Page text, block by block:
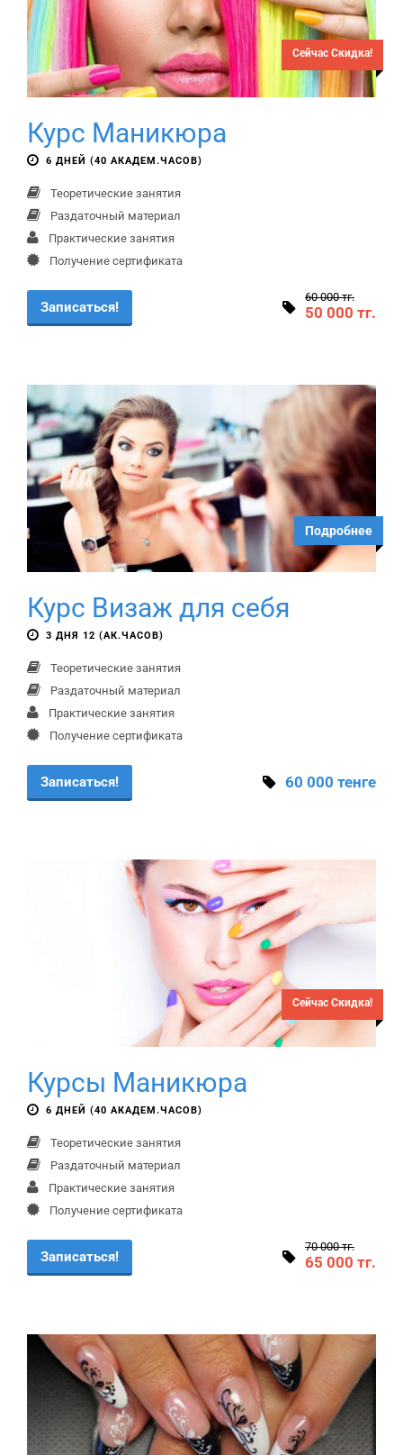
Сейчас Скидка!
Курс Маникюра
6 ДНЕЙ (40 АКАДЕМ.ЧАСОВ)
Теоретические занятия
Раздаточный материал
Практические занятия
Получение сертификата
Записаться!
60 000 тг.
50 000 тг.
Подробнее
Курс Визаж для себя
3 ДНЯ 12 (АК.ЧАСОВ)
Теоретические занятия
Раздаточный материал
Практические занятия
Получение сертификата
Записаться! 60 000 тенге
Сейчас Скидка!
Курсы Маникюра
6 ДНЕЙ (40 АКАДЕМ.ЧАСОВ)
Теоретические занятия
Раздаточный материал
Практические занятия
Получение сертификата
Записаться!
70 000 тг.
65 000 тг.